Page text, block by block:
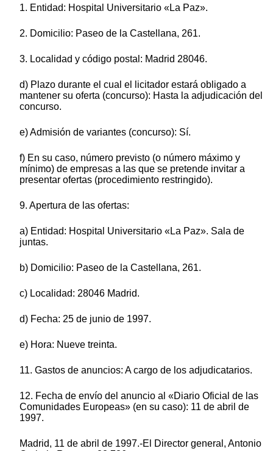
1. Entidad: Hospital Universitario «La Paz».
2. Domicilio: Paseo de la Castellana, 261.
3. Localidad y código postal: Madrid 28046.
d) Plazo durante el cual el licitador estará obligado a
mantener su oferta (concurso): Hasta la adjudicación del
concurso.
e) Admisión de variantes (concurso): Sí.
f) En su caso, número previsto (o número máximo y
mínimo) de empresas a las que se pretende invitar a
presentar ofertas (procedimiento restringido).
9. Apertura de las ofertas:
a) Entidad: Hospital Universitario «La Paz». Sala de
juntas.
b) Domicilio: Paseo de la Castellana, 261.
c) Localidad: 28046 Madrid.
d) Fecha: 25 de junio de 1997.
e) Hora: Nueve treinta.
11. Gastos de anuncios: A cargo de los adjudicatarios.
12. Fecha de envío del anuncio al «Diario Oficial de las
Comunidades Europeas» (en su caso): 11 de abril de
1997.
Madrid, 11 de abril de 1997.-El Director general, Antonio